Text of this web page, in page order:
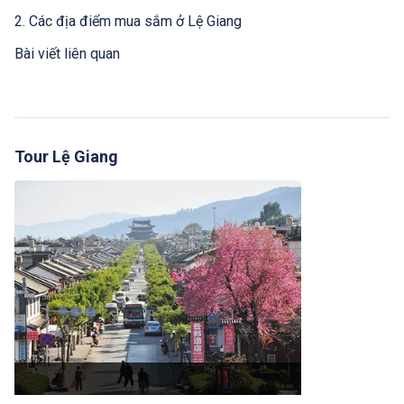
2. Các địa điểm mua sắm ở Lệ Giang
Bài viết liên quan
Tour Lệ Giang